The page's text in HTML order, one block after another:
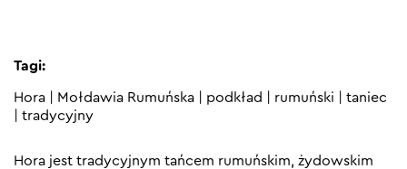
Tagi:
Hora Mołdawia Rumuńska podkład rumuński
taniec
tradycyjny
Hora jest tradycyjnym tańcem rumuńskim, żydowskim